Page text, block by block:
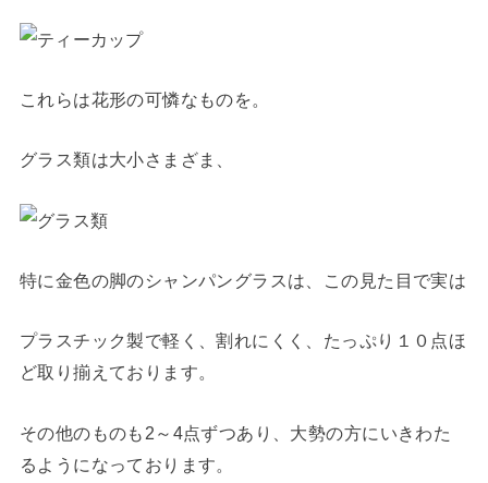
これらは花形の可憐なものを。
グラス類は大小さまざま、
特に金色の脚のシャンパングラスは、この見た目で実は
プラスチック製で軽く、割れにくく、たっぷり１０点ほ
ど取り揃えております。
その他のものも2～4点ずつあり、大勢の方にいきわた
るようになっております。